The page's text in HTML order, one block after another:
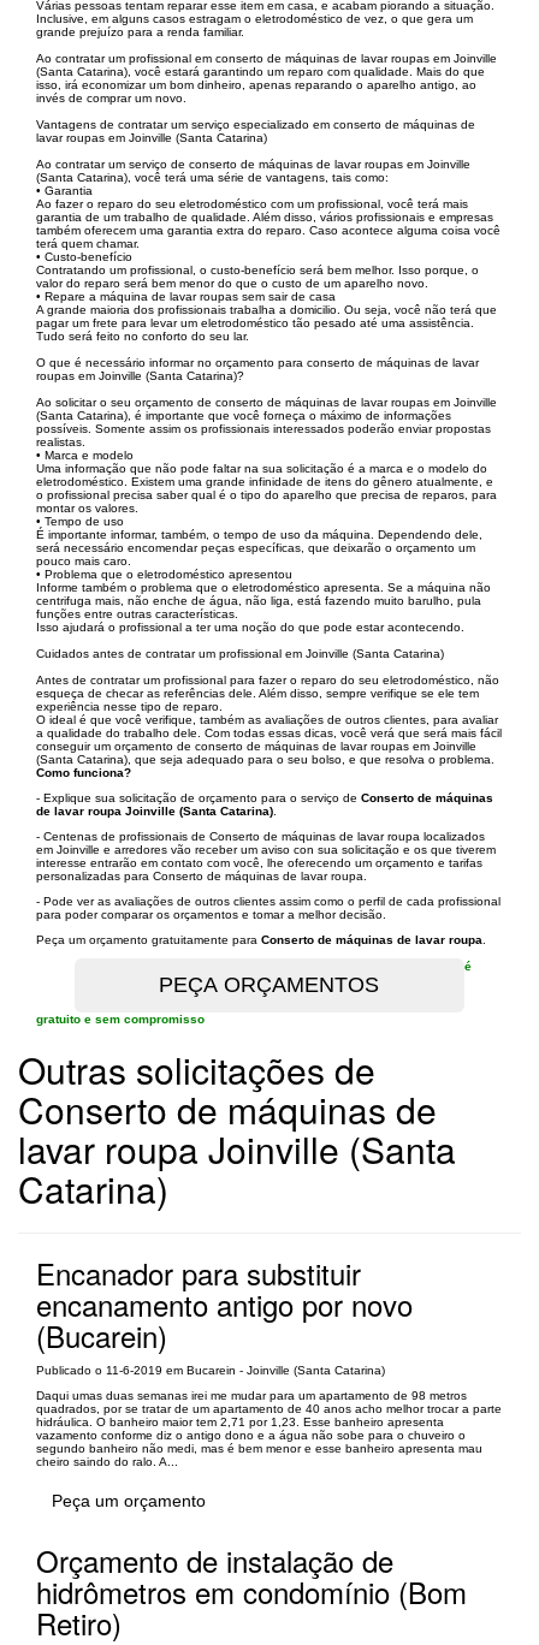
Várias pessoas tentam reparar esse item em casa, e acabam piorando a situação.
Inclusive, em alguns casos estragam o eletrodoméstico de vez, o que gera um
grande prejuízo para a renda familiar.
Ao contratar um profissional em conserto de máquinas de lavar roupas em Joinville
(Santa Catarina), você estará garantindo um reparo com qualidade. Mais do que
isso, irá economizar um bom dinheiro, apenas reparando o aparelho antigo, ao
invés de comprar um novo.
Vantagens de contratar um serviço especializado em conserto de máquinas de
lavar roupas em Joinville (Santa Catarina)
Ao contratar um serviço de conserto de máquinas de lavar roupas em Joinville
(Santa Catarina), você terá uma série de vantagens, tais como:
• Garantia
Ao fazer o reparo do seu eletrodoméstico com um profissional, você terá mais
garantia de um trabalho de qualidade. Além disso, vários profissionais e empresas
também oferecem uma garantia extra do reparo. Caso acontece alguma coisa você
terá quem chamar.
• Custo-benefício
Contratando um profissional, o custo-benefício será bem melhor. Isso porque, o
valor do reparo será bem menor do que o custo de um aparelho novo.
• Repare a máquina de lavar roupas sem sair de casa
A grande maioria dos profissionais trabalha a domicilio. Ou seja, você não terá que
pagar um frete para levar um eletrodoméstico tão pesado até uma assistência.
Tudo será feito no conforto do seu lar.
O que é necessário informar no orçamento para conserto de máquinas de lavar
roupas em Joinville (Santa Catarina)?
Ao solicitar o seu orçamento de conserto de máquinas de lavar roupas em Joinville
(Santa Catarina), é importante que você forneça o máximo de informações
possíveis. Somente assim os profissionais interessados poderão enviar propostas
realistas.
• Marca e modelo
Uma informação que não pode faltar na sua solicitação é a marca e o modelo do
eletrodoméstico. Existem uma grande infinidade de itens do gênero atualmente, e
o profissional precisa saber qual é o tipo do aparelho que precisa de reparos, para
montar os valores.
• Tempo de uso
É importante informar, também, o tempo de uso da máquina. Dependendo dele,
será necessário encomendar peças específicas, que deixarão o orçamento um
pouco mais caro.
• Problema que o eletrodoméstico apresentou
Informe também o problema que o eletrodoméstico apresenta. Se a máquina não
centrifuga mais, não enche de água, não liga, está fazendo muito barulho, pula
funções entre outras características.
Isso ajudará o profissional a ter uma noção do que pode estar acontecendo.
Cuidados antes de contratar um profissional em Joinville (Santa Catarina)
Antes de contratar um profissional para fazer o reparo do seu eletrodoméstico, não
esqueça de checar as referências dele. Além disso, sempre verifique se ele tem
experiência nesse tipo de reparo.
O ideal é que você verifique, também as avaliações de outros clientes, para avaliar
a qualidade do trabalho dele. Com todas essas dicas, você verá que será mais fácil
conseguir um orçamento de conserto de máquinas de lavar roupas em Joinville
(Santa Catarina), que seja adequado para o seu bolso, e que resolva o problema.
Como funciona?
- Explique sua solicitação de orçamento para o serviço de Conserto de máquinas
de lavar roupa Joinville (Santa Catarina)
- Centenas de profissionais de Conserto de máquinas de lavar roupa localizados
em Joinville e arredores vão receber um aviso con sua solicitação e os que tiverem
interesse entrarão em contato com você, lhe oferecendo um orçamento e tarifas
personalizadas para Conserto de máquinas de lavar roupa.
- Pode ver as avaliações de outros clientes assim como o perfil de cada profissional
para poder comparar os orçamentos e tomar a melhor decisão.
Peça um orçamento gratuitamente para Conserto de máquinas de lavar roupa
é
gratuito e sem compromisso
Outras solicitações de
Conserto de máquinas de
lavar roupa Joinville (Santa
Catarina)
Encanador para substituir
encanamento antigo por novo
(Bucarein)
Publicado o 11-6-2019 em Bucarein - Joinville (Santa Catarina)
Daqui umas duas semanas irei me mudar para um apartamento de 98 metros
quadrados, por se tratar de um apartamento de 40 anos acho melhor trocar a parte
hidráulica. O banheiro maior tem 2,71 por 1,23. Esse banheiro apresenta
vazamento conforme diz o antigo dono e a água não sobe para o chuveiro o
segundo banheiro não medi, mas é bem menor e esse banheiro apresenta mau
cheiro saindo do ralo. A...
Peça um orçamento
Orçamento de instalação de
hidrômetros em condomínio (Bom
Retiro)